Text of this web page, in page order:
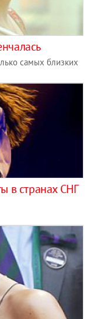
самых близких
в странах СНГ